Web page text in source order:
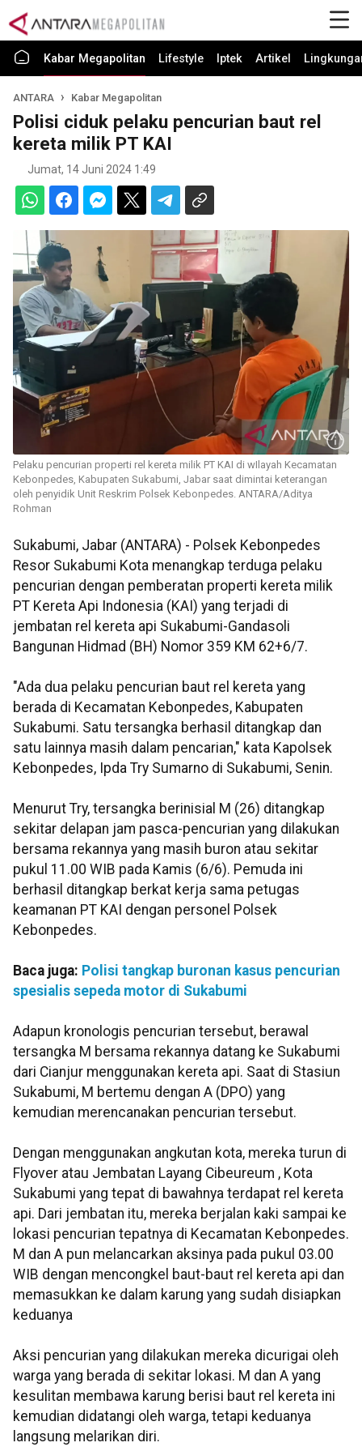
Kabar Megapolitan Lifestyle Iptek Artikel
ANTARA Kabar Megapolitan
Polisi ciduk pelaku pencurian baut rel
kereta milik PT KAI
Jumat, 14 Juni 2024 1:49
Pelaku pencurian properti rel kereta milik PT KAI di wIlayah Kecamatan
Kebonpedes, Kabupaten Sukabumi, Jabar saat dimintai keterangan
oleh penyidik Unit Reskrim Polsek Kebonpedes. ANTARA/Aditya
Rohman
Sukabumi, Jabar (ANTARA) - Polsek Kebonpedes
Resor Sukabumi Kota menangkap terduga pelaku
pencurian dengan pemberatan properti kereta milik
PT Kereta Api Indonesia (KAI) yang terjadi di
jembatan rel kereta api Sukabumi-Gandasoli
Bangunan Hidmad (BH) Nomor 359 KM 62+6/7.
"Ada dua pelaku pencurian baut rel kereta yang
berada di Kecamatan Kebonpedes, Kabupaten
Sukabumi. Satu tersangka berhasil ditangkap dan
satu lainnya masih dalam pencarian," kata Kapolsek
Kebonpedes, Ipda Try Sumarno di Sukabumi, Senin.
Menurut Try, tersangka berinisial M (26) ditangkap
sekitar delapan jam pasca-pencurian yang dilakukan
bersama rekannya yang masih buron atau sekitar
pukul 11.00 WIB pada Kamis (6/6). Pemuda ini
berhasil ditangkap berkat kerja sama petugas
keamanan PT KAI dengan personel Polsek
Kebonpedes.
Baca juga: Polisi tangkap buronan kasus pencurian
spesialis sepeda motor di Sukabumi
Adapun kronologis pencurian tersebut, berawal
tersangka M bersama rekannya datang ke Sukabumi
dari Cianjur menggunakan kereta api. Saat di Stasiun
Sukabumi, M bertemu dengan A (DPO) yang
kemudian merencanakan pencurian tersebut.
Dengan menggunakan angkutan kota, mereka turun di
Flyover atau Jembatan Layang Cibeureum , Kota
Sukabumi yang tepat di bawahnya terdapat rel kereta
api. Dari jembatan itu, mereka berjalan kaki sampai ke
lokasi pencurian tepatnya di Kecamatan Kebonpedes.
M dan A pun melancarkan aksinya pada pukul 03.00
WIB dengan mencongkel baut-baut rel kereta api dan
memasukkan ke dalam karung yang sudah disiapkan
keduanya
Aksi pencurian yang dilakukan mereka dicurigai oleh
warga yang berada di sekitar lokasi. M dan A yang
kesulitan membawa karung berisi baut rel kereta ini
kemudian didatangi oleh warga, tetapi keduanya
langsung melarikan diri.